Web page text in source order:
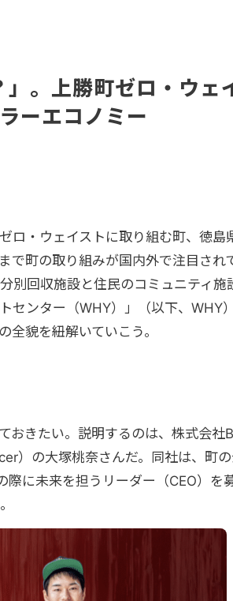
。上勝町ゼロ・ウェ
ーエコノミー
ロ・ウェイストに取り組む町、徳島
で町の取り組みが国内外で注目され
別回収施設と住民のコミュニティ施
センター（WHY）」（以下、WHY
全貌を紐解いていこう。
おきたい。説明するのは、株式会社
）の大塚桃奈さんだ。同社は、町
に未来を担うリーダー（CEO）を